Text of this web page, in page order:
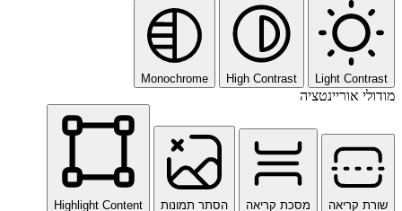
Light Contrast
High Contrast
Monochrome
מודולי אוריינטציה
שורת קריאה מסכת קריאה הסתר תמונות Highlight Content